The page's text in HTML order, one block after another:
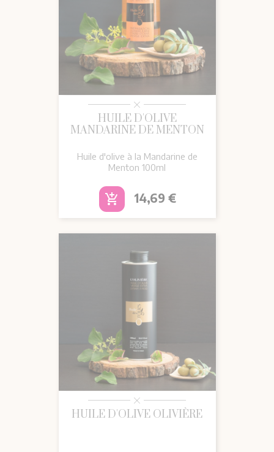
HUILE D'OLIVE
MANDARINE DE MENTON
Huile d'olive à la Mandarine de
Menton 100ml
add_shopping_cart Prix
14,69 €
HUILE D'OLIVE OLIVIÈRE